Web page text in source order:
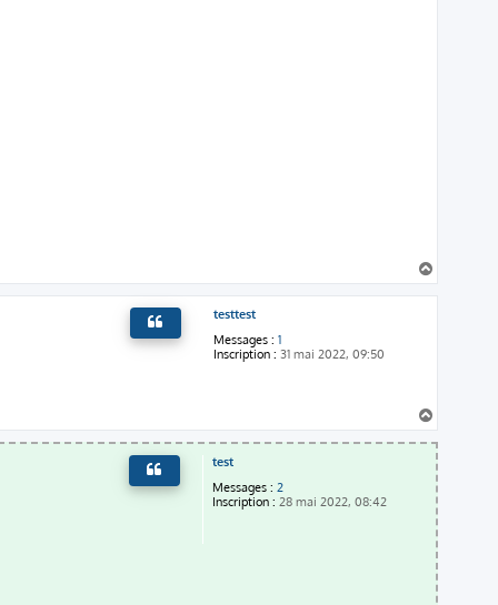
a
u
testtest
Messages : 1
Inscription : 31 mai 2022, 09:50
a
u
t
test
Messages : 2
Inscription : 28 mai 2022, 08:42